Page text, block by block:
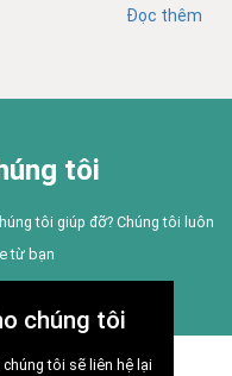
Đọc thêm
tôi
tôi giúp đỡ? Chúng tôi luôn
từ bạn
chúng tôi
tôi sẽ liên hệ lại